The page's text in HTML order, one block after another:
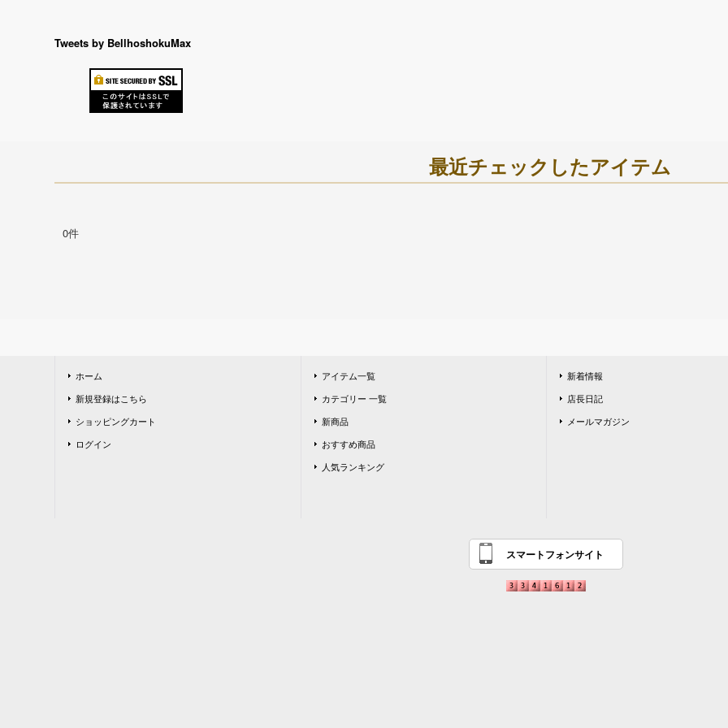
Tweets by BellhoshokuMax
最近チェックしたアイテム
0件
ホーム
新規登録はこちら
ショッピングカート
ログイン
アイテム一覧
カテゴリー 一覧
新商品
おすすめ商品
人気ランキング
新着情報
店長日記
メールマガジン
スマートフォンサイト